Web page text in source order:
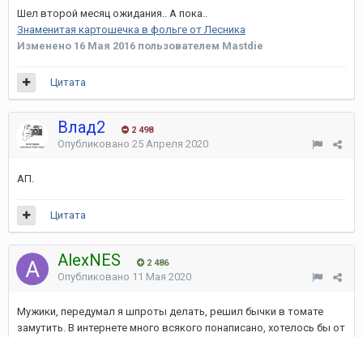
Шел второй месяц ожидания.. А пока..
Знаменитая картошечка в фольге от Лесника
Изменено 16 Мая 2016 пользователем Mastdie
Цитата
Влад2 2 498
Опубликовано 25 Апреля 2020
АП.
Цитата
AlexNES 2 486
Опубликовано 11 Мая 2020
Мужики, передумал я шпроты делать, решил бычки в томате
замутить. В интернете много всякого понаписано, хотелось бы от